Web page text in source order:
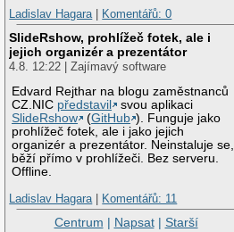
Ladislav Hagara| Komentářů: 0
SlideRshow, prohlížeč fotek, ale i
jejich organizér a prezentátor
4.8. 12:22 | Zajímavý software
Edvard Rejthar na blogu zaměstnanců
CZ.NIC představil
svou aplikaci
SlideRshow
(GitHub ). Funguje jako
prohlížeč fotek, ale i jako jejich
organizér a prezentátor. Neinstaluje se,
běží přímo v prohlížeči. Bez serveru.
Offline.
Ladislav Hagara| Komentářů: 11
Centrum | Napsat| Starší